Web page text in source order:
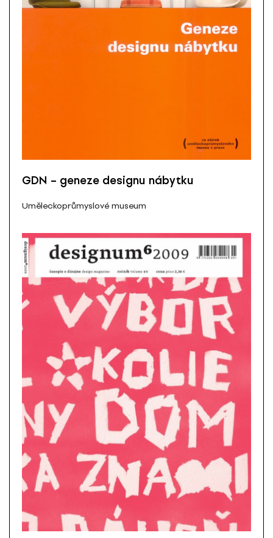
GDN – geneze designu nábytku
Uměleckoprůmyslové museum